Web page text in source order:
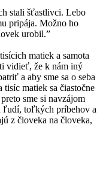
stali šťastlivci. Lebo
pripája. Možno ho
urobil.”
matiek a samota
vidieť, že k nám iný
a aby sme sa o seba
matiek sa čiastočne
sme si navzájom
ľudí, toľkých príbehov a
z človeka na človeka,